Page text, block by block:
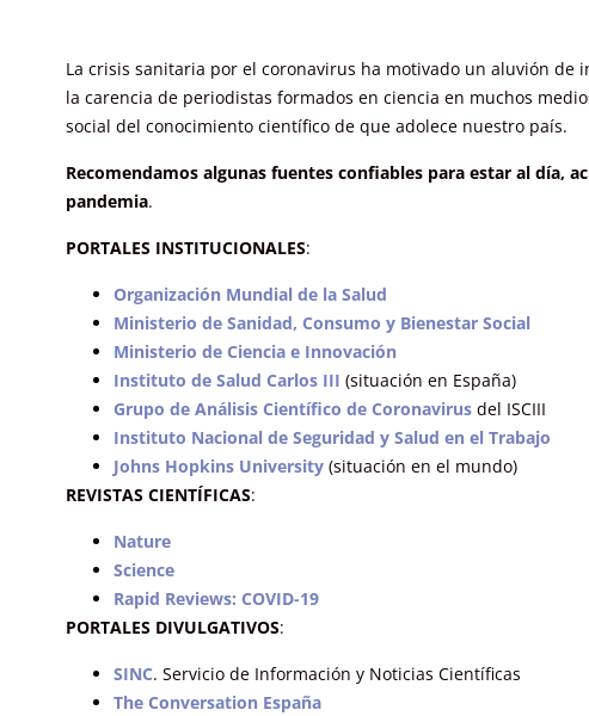
La crisis sanitaria por el coronavirus ha motivado un aluvión
la carencia de periodistas formados en ciencia en muchos
social del conocimiento científico de que adolece nuestro país.
Recomendamos algunas fuentes confiables para estar al día,
pandemia.
PORTALES INSTITUCIONALES:
Organización Mundial de la Salud
Ministerio de Sanidad, Consumo y Bienestar Social
Ministerio de Ciencia e Innovación
Instituto de Salud Carlos III (situación en España)
Grupo de Análisis Científico de Coronavirusdel ISCIII
Instituto Nacional de Seguridad y Salud en el Trabajo
Johns Hopkins University (situación en el mundo)
REVISTAS CIENTÍFICAS:
Nature
Science
Rapid Reviews: COVID-19
PORTALES DIVULGATIVOS:
SINC. Servicio de Información y Noticias Científicas
The Conversation España